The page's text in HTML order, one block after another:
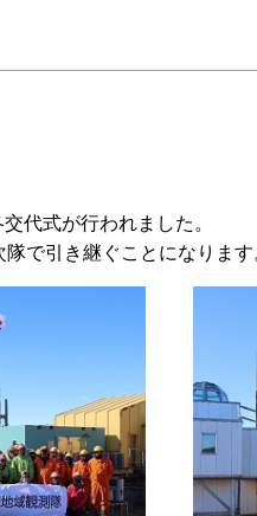
代式が行われました。
で引き継ぐことになりま